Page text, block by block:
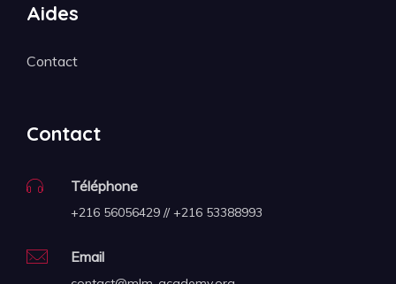
Aides
Contact
Contact
Téléphone
+216 56056429 // +216 53388993
Email